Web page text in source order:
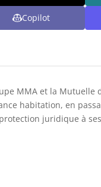
Copilot
MMA et la Mutuelle
habitation, en
juridique à ses